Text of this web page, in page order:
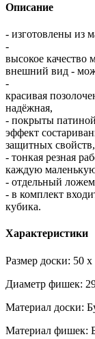
Описание
- изготовлены из
-
высокое качество
внешний вид -
-
красивая
надёжная,
- покрыты
эффект
защитных свойств,
- тонкая резная
каждую маленькую
- отдельный
- в комплект
кубика.
Характеристики
Размер доски: 50
Диаметр фишек:
Материал доски:
Материал фишек: